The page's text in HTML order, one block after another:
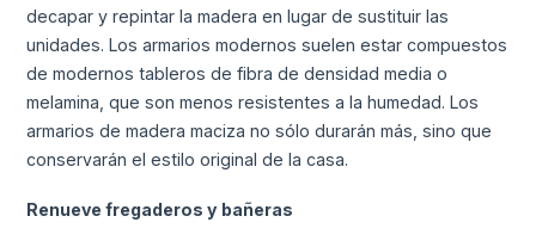
decapar y repintar la madera en lugar de sustituir las
unidades. Los armarios modernos suelen estar compuestos
de modernos tableros de fibra de densidad media o
melamina, que son menos resistentes a la humedad. Los
armarios de madera maciza no sólo durarán más, sino que
conservarán el estilo original de la casa.
Renueve fregaderos y bañeras